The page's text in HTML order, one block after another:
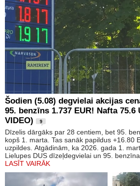
Šodien (5.08) degvielai akcijas
95. benzīns 1.737 EUR! Nafta 75.6
VIDEO)
9
Dīzelis dārgāks par 28 centiem, bet 95.
kopš 1. marta. Tas sanāk papildus +16.80
uzpildes. Atgādinām, ka 2026. gada 1.
Lielupes DUS dīzeļdegvielai un 95.
LASĪT VAIRĀK